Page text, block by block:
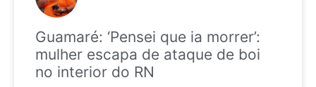
Guamaré: ‘Pensei que ia morrer’:
mulher escapa de ataque de boi
no interior do RN